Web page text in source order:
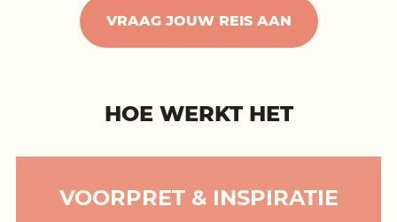
VRAAG JOUW REIS AAN
HOE WERKT HET
VOORPRET & INSPIRATIE